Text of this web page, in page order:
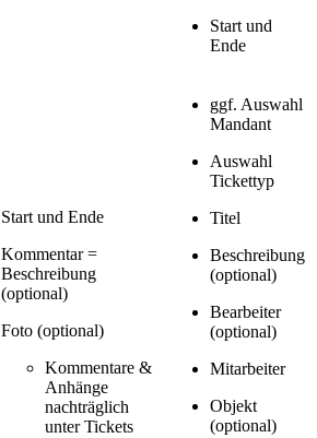
Start und
Ende
Start und Ende
Kommentar =
Beschreibung
(optional)
Foto (optional)
Kommentare &
Anhänge
nachträglich
unter Tickets
ggf. Auswahl
Mandant
Auswahl
Tickettyp
Titel
Beschreibung
(optional)
Bearbeiter
(optional)
Mitarbeiter
Objekt
(optional)